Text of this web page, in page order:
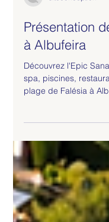
siteconception